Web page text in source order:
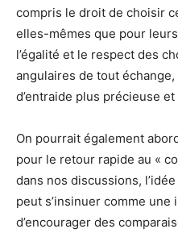
compris le droit de choisir
elles-mêmes que pour
l’égalité et le respect des
angulaires de tout
d’entraide plus précieuse
On pourrait également
pour le retour rapide au «
dans nos discussions,
peut s’insinuer comme
d’encourager des